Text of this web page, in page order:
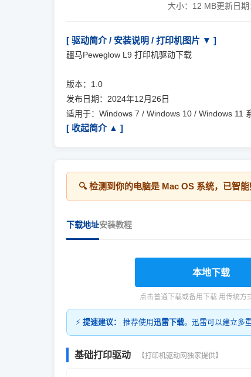
大小： 12 MB更新日期
[ 驱动简介 / 安装说明 / 打印机图片 ▼ ]
疆马Peweglow L9 打印机驱动下载
版本：1.0
发布日期：2024年12月26日
适用于：Windows 7 / Windows 10 / Windows 11
[ 收起简介 ▲ ]
🔍 检测到你的电脑是 Mac OS 系统，已智
下载地址安装教程
本地下载
点击普通下载或备用下载 用传统方
⚡ 提速建议： 推荐使用迅雷下载。迅雷可以建立多
基础打印驱动 【打印机驱动网独家提供】